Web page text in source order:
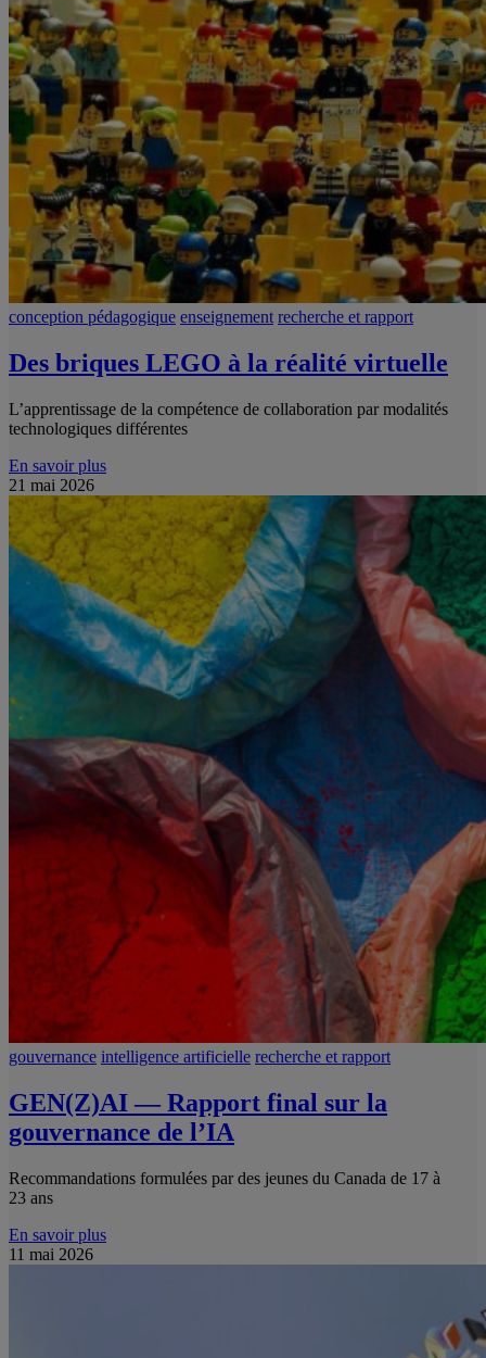
conception pédagogique enseignement recherche et rapport
Des briques LEGO à la réalité virtuelle
L’apprentissage de la compétence de collaboration par modalités
technologiques différentes
En savoir plus
21 mai 2026
gouvernance intelligence artificielle recherche et rapport
GEN(Z)AI — Rapport final sur la
gouvernance de l’IA
Recommandations formulées par des jeunes du Canada de 17 à
23 ans
En savoir plus
11 mai 2026